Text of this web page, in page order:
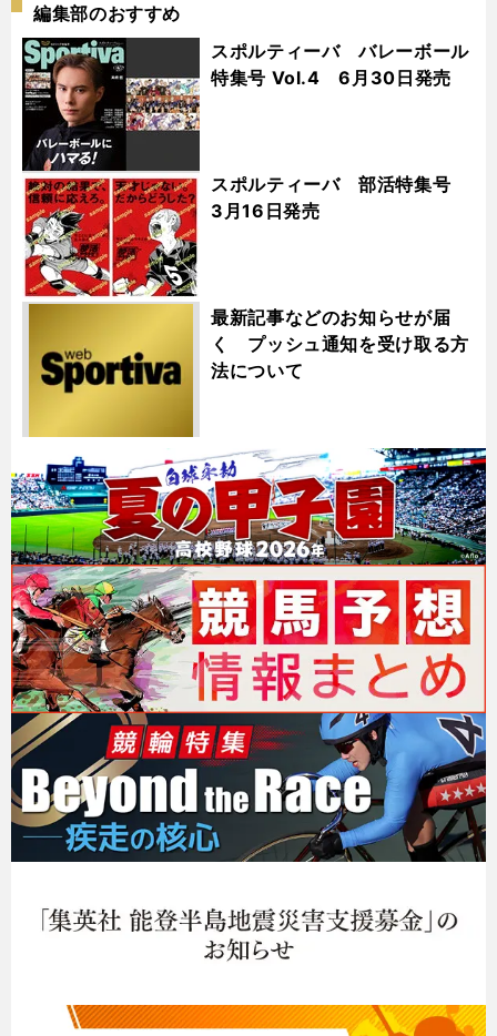
編集部のおすすめ
スポルティーバ バレーボール
特集号 Vol.4 6月30日発売
スポルティーバ 部活特集号
3月16日発売
最新記事などのお知らせが届
く プッシュ通知を受け取る方
法について